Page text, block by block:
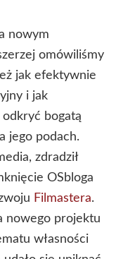
nowym
omówiliśmy
jak efektywnie
i jak
bogatą
jego podach.
zdradził
OSbloga
Filmastera.
nowego projektu
własności